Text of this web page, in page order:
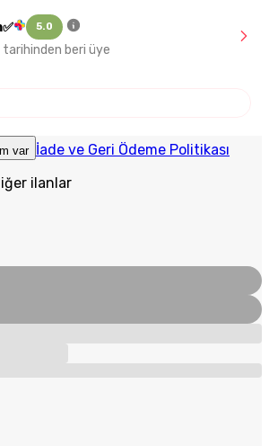
5.0
beri üye
var İade ve Geri Ödeme Politikası
ilanlar